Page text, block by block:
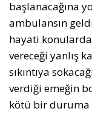
başlanacağına
ambulansın
hayati
vereceği yanlış
sıkıntıya
verdiği emeğin
kötü bir duruma